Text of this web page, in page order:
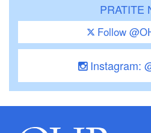
PRATITE
Follow
Instagram: